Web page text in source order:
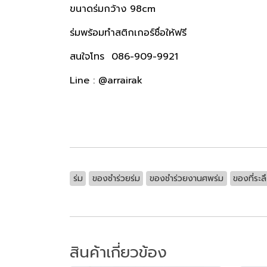
ขนาดร่มกว้าง 98cm
ร่มพร้อมทำสติกเกอร์ชื่อให้ฟรี
สนใจโทร 086-909-9921
Line : @arrairak
ร่ม ของชำร่วยร่ม ของชำร่วยงานศพร่ม ของที่ระ
สินค้าเกี่ยวข้อง